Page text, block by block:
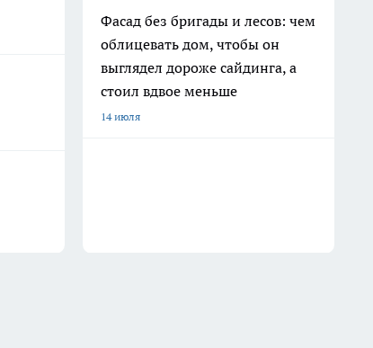
Фасад без бригады и лесов: чем
облицевать дом, чтобы он
выглядел дороже сайдинга, а
стоил вдвое меньше
14 июля